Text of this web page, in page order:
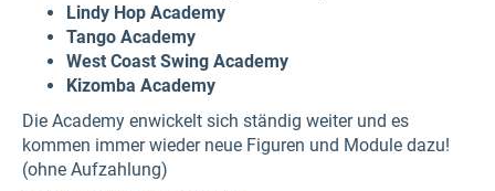
Lindy Hop Academy
Tango Academy
West Coast Swing Academy
Kizomba Academy
Die Academy enwickelt sich ständig weiter und es
kommen immer wieder neue Figuren und Module dazu!
(ohne Aufzahlung)